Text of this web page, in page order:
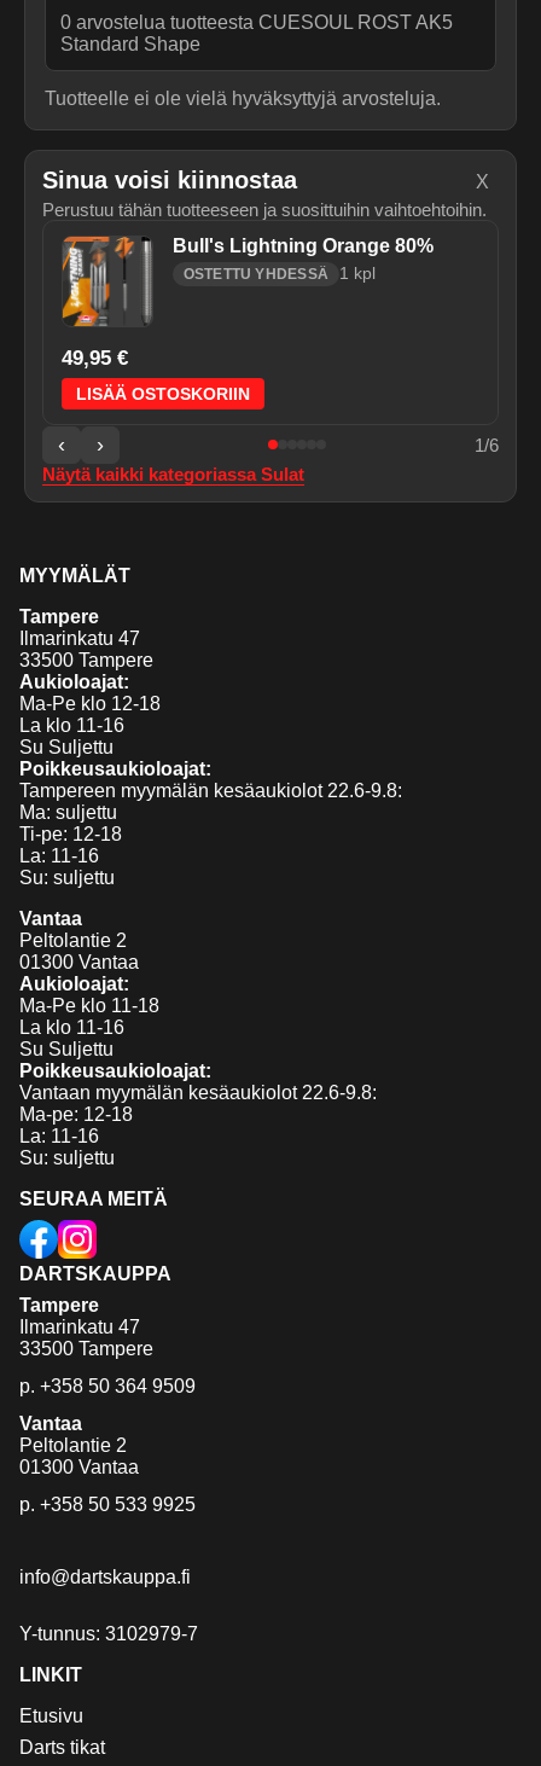
0 arvostelua tuotteesta CUESOUL ROST AK5
Standard Shape
Tuotteelle ei ole vielä hyväksyttyjä arvosteluja.
Sinua voisi kiinnostaa
Perustuu tähän tuotteeseen ja suosittuihin vaihtoehtoihin.
X
Bull's Lightning Orange 80%
OSTETTU YHDESSÄ 1 kpl
49,95 €
LISÄÄ OSTOSKORIIN
‹ › 1/6
Näytä kaikki kategoriassaSulat
DARTSKAUPPA
Tampere
Ilmarinkatu 47
33500 Tampere
p. +358 50 364 9509
Vantaa
Peltolantie 2
01300 Vantaa
p. +358 50 533 9925
info@dartskauppa.fi
Y-tunnus: 3102979-7
SEURAA MEITÄ
LINKIT
Etusivu
Darts tikat
MYYMÄLÄT
Tampere
Ilmarinkatu 47
33500 Tampere
Aukioloajat:
Ma-Pe klo 12-18
La klo 11-16
Su Suljettu
Poikkeusaukioloajat:
Tampereen myymälän kesäaukiolot 22.6-9.8:
Ma: suljettu
Ti-pe: 12-18
La: 11-16
Su: suljettu
Vantaa
Peltolantie 2
01300 Vantaa
Aukioloajat:
Ma-Pe klo 11-18
La klo 11-16
Su Suljettu
Poikkeusaukioloajat:
Vantaan myymälän kesäaukiolot 22.6-9.8:
Ma-pe: 12-18
La: 11-16
Su: suljettu